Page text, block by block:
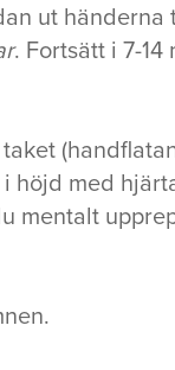
ut händerna
. Fortsätt i 7-14
höjd med
mentalt